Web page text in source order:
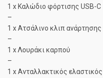
1 x Καλώδιο φόρτισης USB-C
–
1 x Ατσάλινο κλιπ ανάρτησης
–
1 x Λουράκι καρπού
–
1 x Ανταλλακτικός